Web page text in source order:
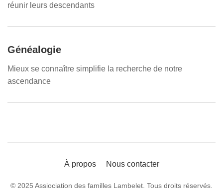
réunir leurs descendants
Généalogie
Mieux se connaître simplifie la recherche de notre
ascendance
À propos Nous contacter
© 2025 Assiociation des familles Lambelet. Tous droits réservés.